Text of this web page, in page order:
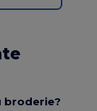
broderie?